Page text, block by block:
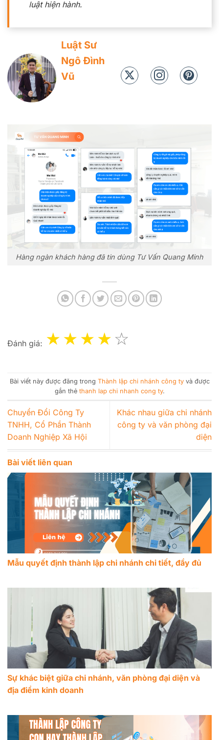
luật hiện hành.
Luật Sư
Ngô Đình
Vũ
Hàng ngàn khách hàng đã tin dùng Tư Vấn Quang Minh
Đánh giá:
Bài viết này được đăng trong Thành lập chi nhánh công tyvà được
gắn thẻ thanh lap chi nhanh cong ty.
Chuyển Đổi Công Ty
TNHH, Cổ Phần Thành
Doanh Nghiệp Xã Hội
Khác nhau giữa chi nhánh
công ty và văn phòng đại
diện
Bài viết liên quan
Mẫu quyết định thành lập chi nhánh chi tiết, đầy đủ
Sự khác biệt giữa chi nhánh, văn phòng đại diện và
địa điểm kinh doanh